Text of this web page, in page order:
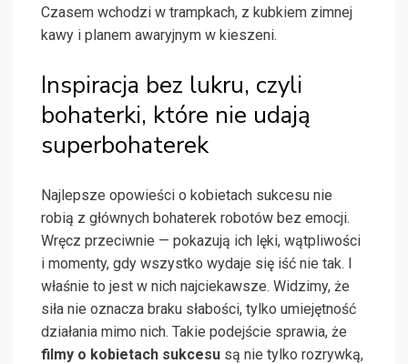
Czasem wchodzi w trampkach, z kubkiem zimnej
kawy i planem awaryjnym w kieszeni.
Inspiracja bez lukru, czyli
bohaterki, które nie udają
superbohaterek
Najlepsze opowieści o kobietach sukcesu nie
robią z głównych bohaterek robotów bez emocji.
Wręcz przeciwnie — pokazują ich lęki, wątpliwości
i momenty, gdy wszystko wydaje się iść nie tak. I
właśnie to jest w nich najciekawsze. Widzimy, że
siła nie oznacza braku słabości, tylko umiejętność
działania mimo nich. Takie podejście sprawia, że
filmy o kobietach sukcesu są nie tylko rozrywką,